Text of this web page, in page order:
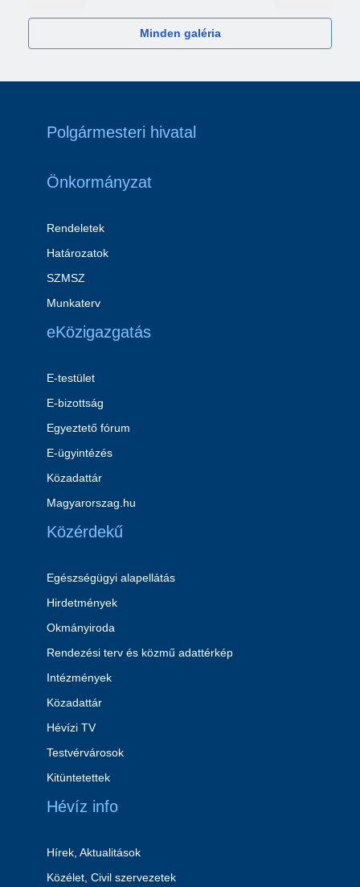
Minden galéria
Polgármesteri hivatal
Önkormányzat
Rendeletek
Határozatok
SZMSZ
Munkaterv
eKözigazgatás
E-testület
E-bizottság
Egyeztető fórum
E-ügyintézés
Közadattár
Magyarorszag.hu
Közérdekű
Egészségügyi alapellátás
Hirdetmények
Okmányiroda
Rendezési terv és közmű adattérkép
Intézmények
Közadattár
Hévízi TV
Testvérvárosok
Kitüntetettek
Hévíz info
Hírek, Aktualitások
Közélet, Civil szervezetek